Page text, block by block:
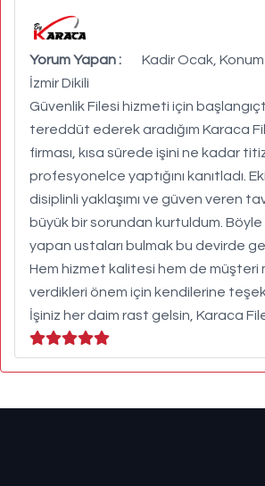
Yorum Yapan : Kadir Ocak, Konum
İzmir Dikili
Güvenlik Filesi hizmeti için
tereddüt ederek aradığım Karaca
firması, kısa sürede işini ne kadar
profesyonelce yaptığını kanıtladı.
disiplinli yaklaşımı ve güven veren
büyük bir sorundan kurtuldum. Böyle
yapan ustaları bulmak bu devirde
Hem hizmet kalitesi hem de müşteri
verdikleri önem için kendilerine
İşiniz her daim rast gelsin, Karaca